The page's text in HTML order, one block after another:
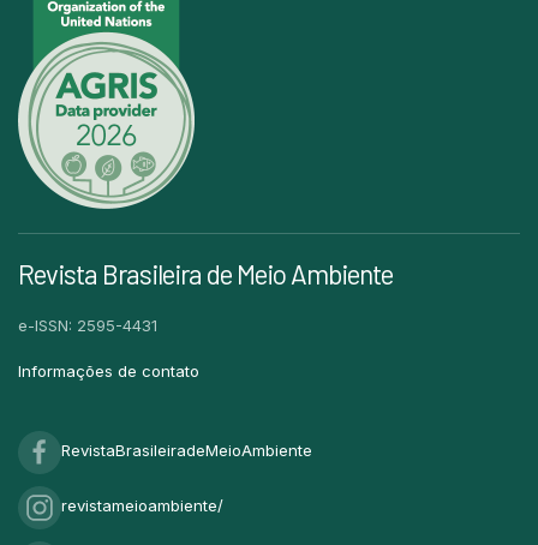
Revista Brasileira de Meio Ambiente
e-ISSN: 2595-4431
Informações de contato
RevistaBrasileiradeMeioAmbiente
revistameioambiente/